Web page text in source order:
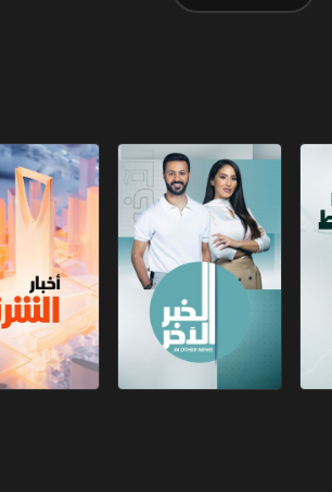
الخبر الآخر أخبار الشرق